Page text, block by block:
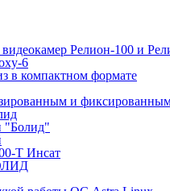
Релион-100 и
6
в компактном формате
и
"Болид"
Т Инсат